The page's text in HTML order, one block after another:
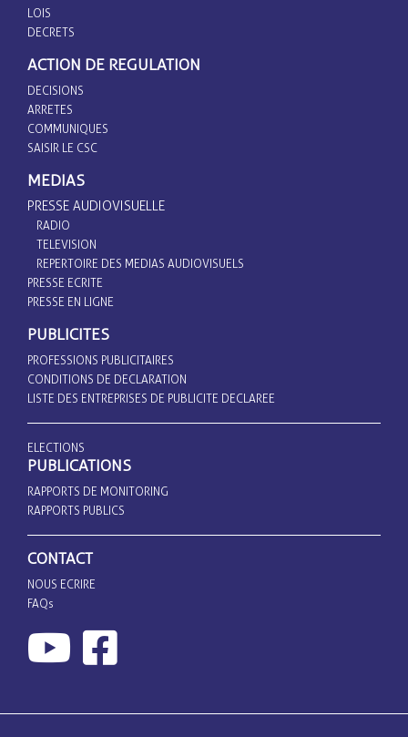
LOIS
DECRETS
ACTION DE REGULATION
DECISIONS
ARRETES
COMMUNIQUES
SAISIR LE CSC
MEDIAS
PRESSE AUDIOVISUELLE
RADIO
TELEVISION
REPERTOIRE DES MEDIAS AUDIOVISUELS
PRESSE ECRITE
PRESSE EN LIGNE
PUBLICITES
PROFESSIONS PUBLICITAIRES
CONDITIONS DE DECLARATION
LISTE DES ENTREPRISES DE PUBLICITE DECLAREE
ELECTIONS
PUBLICATIONS
RAPPORTS DE MONITORING
RAPPORTS PUBLICS
CONTACT
NOUS ECRIRE
FAQs